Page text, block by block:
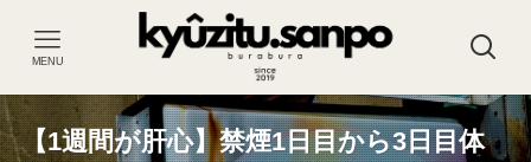
MENU
【1週間が肝心】禁煙1日目から3日目体